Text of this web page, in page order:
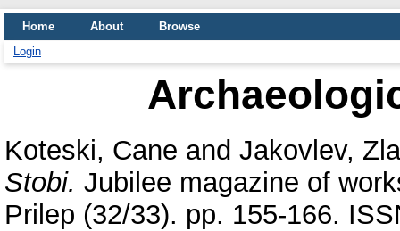
Home About
Browse
Login
Koteski, Cane and Jakovlev,
Stobi. Jubilee magazine of
Prilep (32/33). pp. 155-166.